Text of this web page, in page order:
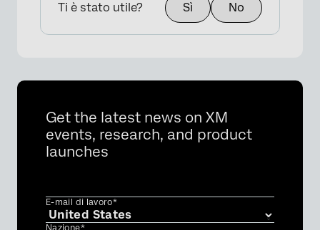
Ti è stato utile? Sì No
Get the latest news on XM
events, research, and product
launches
E-mail di lavoro*
Nazione*